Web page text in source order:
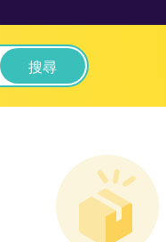
搜尋